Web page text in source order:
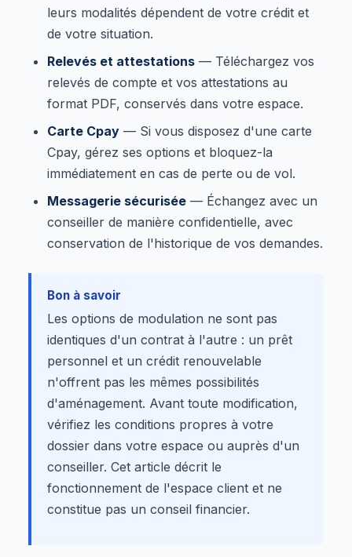
leurs modalités dépendent de votre crédit et
de votre situation.
Relevés et attestations — Téléchargez vos
relevés de compte et vos attestations au
format PDF, conservés dans votre espace.
Carte Cpay — Si vous disposez d'une carte
Cpay, gérez ses options et bloquez-la
immédiatement en cas de perte ou de vol.
Messagerie sécurisée — Échangez avec un
conseiller de manière confidentielle, avec
conservation de l'historique de vos demandes.
Bon à savoir
Les options de modulation ne sont pas
identiques d'un contrat à l'autre : un prêt
personnel et un crédit renouvelable
n'offrent pas les mêmes possibilités
d'aménagement. Avant toute modification,
vérifiez les conditions propres à votre
dossier dans votre espace ou auprès d'un
conseiller. Cet article décrit le
fonctionnement de l'espace client et ne
constitue pas un conseil financier.